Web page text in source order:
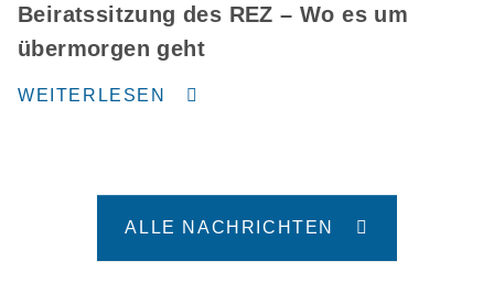
Beiratssitzung des REZ – Wo es um
übermorgen geht
WEITERLESEN
ALLE NACHRICHTEN